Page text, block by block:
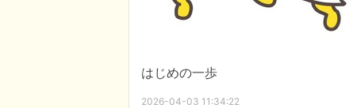
はじめの一歩
2026-04-03 11:34:22